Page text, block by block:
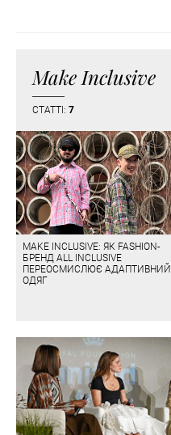
Make Inclusive
СТАТТІ: 7
MAKE INCLUSIVE: ЯК FASHION-
БРЕНД ALL INCLUSIVE
ПЕРЕОСМИСЛЮЄ АДАПТИВНИЙ
ОДЯГ